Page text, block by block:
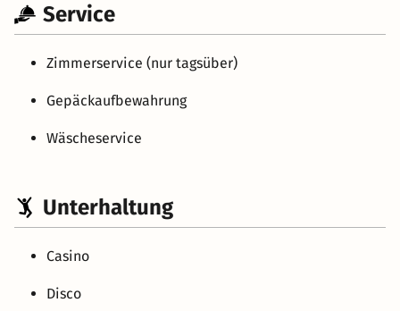
Service
Zimmerservice (nur tagsüber)
Gepäckaufbewahrung
Wäscheservice
Unterhaltung
Casino
Disco